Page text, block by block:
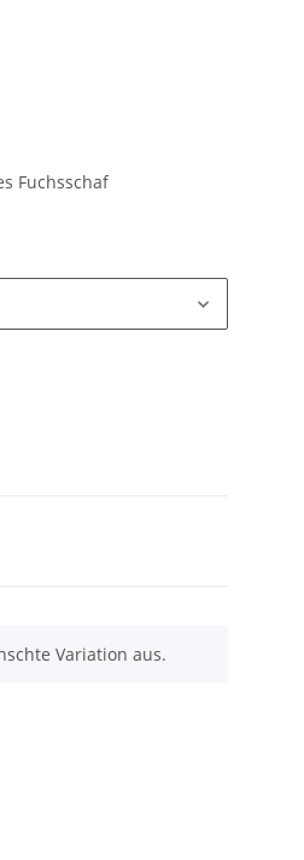
Fuchsschaf
Variation aus.